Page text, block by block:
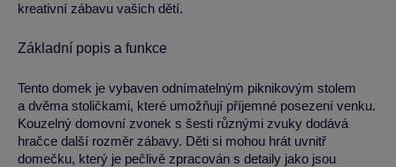
kreativní zábavu vašich dětí.
Základní popis a funkce
Tento domek je vybaven odnímatelným piknikovým stolem
a dvěma stoličkami, které umožňují příjemné posezení venku.
Kouzelný domovní zvonek s šesti různými zvuky dodává
hračce další rozměr zábavy. Děti si mohou hrát uvnitř
domečku, který je pečlivě zpracován s detaily jako jsou